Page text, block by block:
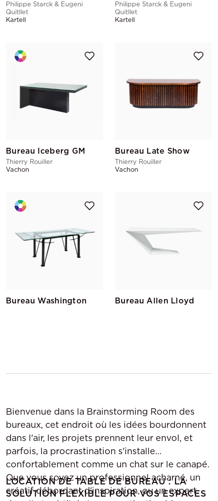
Philippe Starck & Eugeni
Quitllet
Kartell
Philippe Starck & Eugeni
Quitllet
Kartell
Bureau Iceberg GM
Thierry Rouiller
Vachon
Bureau Late Show
Thierry Rouiller
Vachon
Bureau Washington Bureau Allen Lloyd
Bienvenue dans la Brainstorming Room des
bureaux, cet endroit où les idées bourdonnent
dans l'air, les projets prennent leur envol, et
parfois, la procrastination s'installe
confortablement comme un chat sur le canapé.
Que vous soyez un professionnel acharné, un
créatif débordant d'inspiration, ou un expert
LOCATION DE TABLE DE BUREAU : LA
SOLUTION FLEXIBLE POUR VOS ESPACES